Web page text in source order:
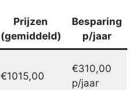
Prijzen
(gemiddeld)
Besparing
p/jaar
€1015,00
€310,00
p/jaar